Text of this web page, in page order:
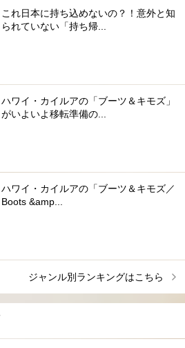
これ日本に持ち込めないの？！意外と知
られていない「持ち帰...
ハワイ・カイルアの「ブーツ＆キモズ」
がいよいよ移転準備の...
ハワイ・カイルアの「ブーツ＆キモズ／
Boots &amp...
ジャンル別ランキングはこちら